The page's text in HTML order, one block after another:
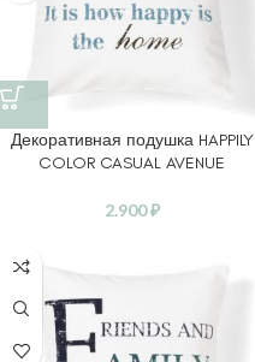
Декоративная подушка HAPPILY
COLOR CASUAL AVENUE
2.900₽